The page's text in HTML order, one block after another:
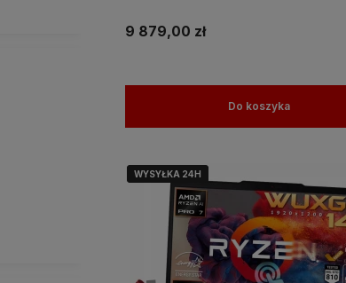
9 879,00 zł
Do koszyka
WYSYŁKA 24H
WYSYŁKA 24H